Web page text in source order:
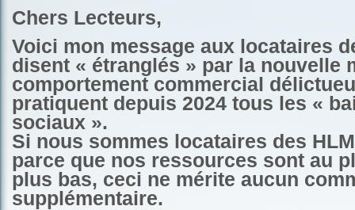
Chers Lecteurs,
Voici mon message aux locataires
disent « étranglés » par la nouvelle
comportement commercial
pratiquent depuis 2024 tous les «
sociaux ».
Si nous sommes locataires des
parce que nos ressources sont au
plus bas, ceci ne mérite aucun
supplémentaire.